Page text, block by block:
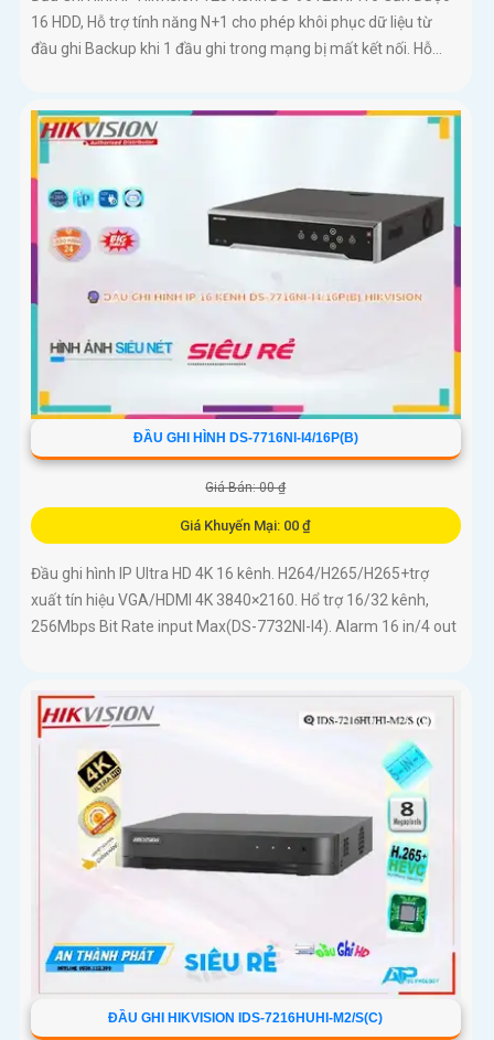
16 HDD, Hỗ trợ tính năng N+1 cho phép khôi phục dữ liệu từ
đầu ghi Backup khi 1 đầu ghi trong mạng bị mất kết nối. Hỗ...
ĐẦU GHI HÌNH DS-7716NI-I4/16P(B)
Giá Bán: 00 ₫
Giá Khuyến Mại: 00 ₫
Đầu ghi hình IP Ultra HD 4K 16 kênh. H264/H265/H265+trợ
xuất tín hiệu VGA/HDMI 4K 3840×2160. Hổ trợ 16/32 kênh,
256Mbps Bit Rate input Max(DS-7732NI-I4). Alarm 16 in/4 out
ĐẦU GHI HIKVISION IDS-7216HUHI-M2/S(C)